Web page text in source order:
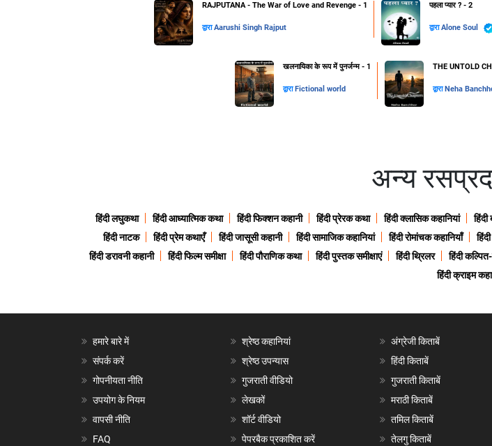
RAJPUTANA - The War of Love and Revenge - 1
द्वाराAarushi Singh Rajput
पहला प्यार ? - 2
द्वाराAlone Soul
खलनायिका के रूप में पुनर्जन्म - 1
द्वारा Fictional world
THE UNTOLD
द्वारा Neha
अन्य
हिंदी लघुकथा हिंदी आध्यात्मिक कथा हिंदी फिक्शन कहानी हिंदी प्रेरक कथा हिंदी क्लासिक कहानियां
हिंदी नाटक
हिंदी प्रेम कथाएँ हिंदी जासूसी कहानी हिंदी सामाजिक कहानियां हिंदी रोमांचक कहानियाँ
हिंदी डरावनी कहानी
हिंदी फिल्म समीक्षा हिंदी पौराणिक कथा हिंदी पुस्तक समीक्षाएं हिंदी थ्रिलर हिंदी कल्पित-
हिंदी क्राइम
हमारे बारे में
संपर्क करें
गोपनीयता नीति
उपयोग के नियम
वापसी नीति
FAQ
श्रेष्ठ कहानियां
श्रेष्ठ उपन्यास
गुजराती वीडियो
लेखकों
शॉर्ट वीडियो
पेपरबैक प्रकाशित करें
अंग्रेजी किताबें
हिंदी किताबें
गुजराती किताबें
मराठी किताबें
तमिल किताबें
तेलगु किताबें